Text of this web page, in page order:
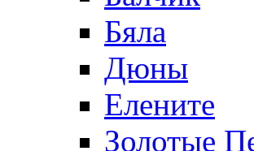
Бяла
Дюны
Елените
Золотые